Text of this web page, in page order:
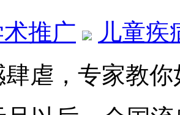
推广
儿童疾
虐，专家教